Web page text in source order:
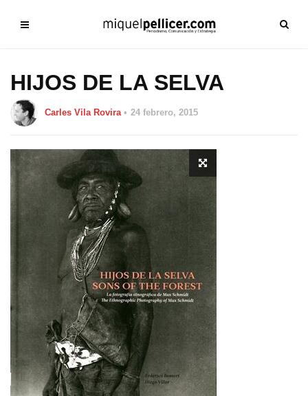
HIJOS DE LA SELVA
Carles Vila Rovira 24 febrero, 2015